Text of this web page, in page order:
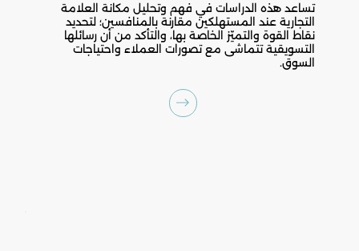
تساعد هذه الدراسات في فهم وتحليل مكانة العلامة
التجارية عند المستهلكين مقارنة بالمنافسين؛ لتحديد
نقاط القوة والتميّز الخاصة بها، والتأكد من أن رسائلها
التسويقية تتماشى مع تصورات العملاء واحتياجات
السوق.